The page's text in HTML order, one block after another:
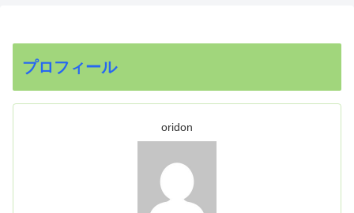
プロフィール
oridon